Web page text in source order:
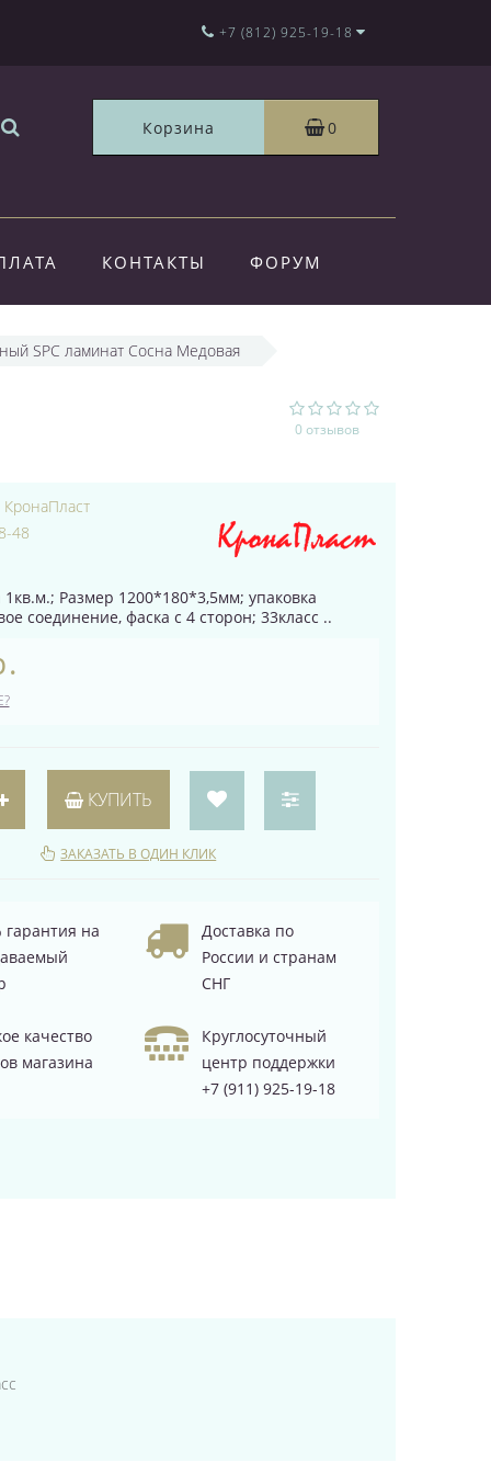
+7 (812) 925-19-18
Корзина 0
КОНТАКТЫ ФОРУМ
SPC ламинат Сосна Медовая
0 отзывов
КронаПласт
48
1кв.м.; Размер 1200*180*3,5мм; упаковка
соединение, фаска с 4 сторон; 33класс ..
КУПИТЬ
ЗАКАЗАТЬ В ОДИН КЛИК
гарантия на
Доставка по
России и странам
СНГ
качество
магазина
Круглосуточный
центр поддержки
+7 (911) 925-19-18